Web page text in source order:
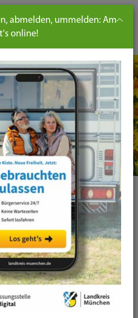
DE
Bauen und Wohnen
Chancengleichheit
abmelden, ummelden: Am
online!